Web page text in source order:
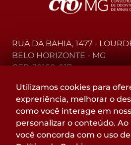
RUA DA BAHIA, 1477 -
BELO HORIZONTE - MG
CEP: 30160-017
(31) 2104-3000 - WhatsApp
0800-015-4000 - Telefone
Acompanhe
Utilizamos cookies para
expreriência, melhorar o
como você interage em
personalizar o conteúdo.
você concorda com o uso